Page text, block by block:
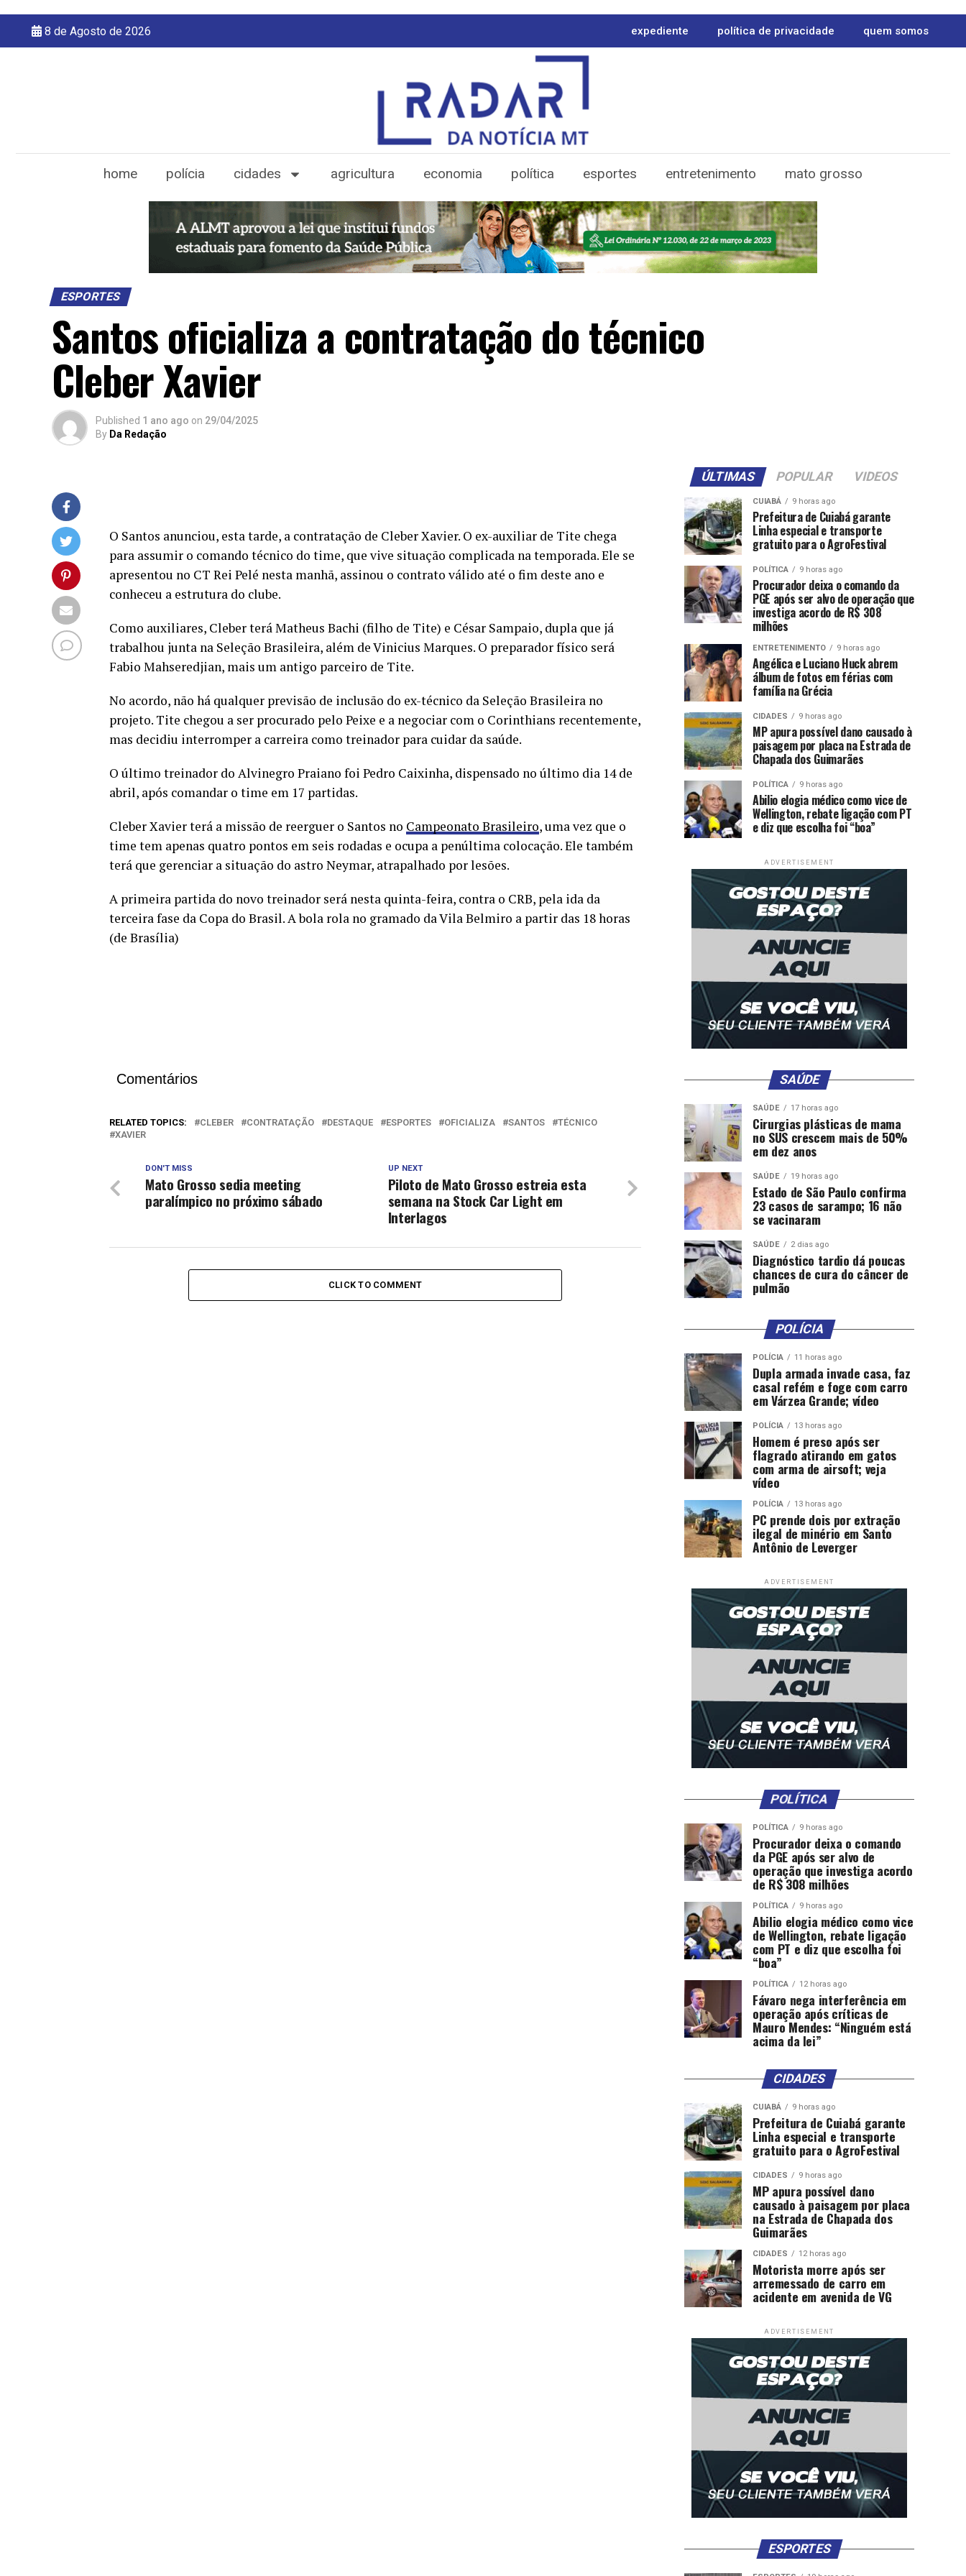
8 de Agosto de 2026 expediente política de privacidade quem somos
home polícia cidades agricultura economia política esportes entretenimento mato grosso
ESPORTES
Santos oficializa a contratação do técnico
Cleber Xavier
Published 1 ano ago on 29/04/2025
By Da Redação
O Santos anunciou, esta tarde, a contratação de Cleber Xavier. O ex-auxiliar de Tite chega
para assumir o comando técnico do time, que vive situação complicada na temporada. Ele se
apresentou no CT Rei Pelé nesta manhã, assinou o contrato válido até o fim deste ano e
conheceu a estrutura do clube.
Como auxiliares, Cleber terá Matheus Bachi (filho de Tite) e César Sampaio, dupla que já
trabalhou junta na Seleção Brasileira, além de Vinicius Marques. O preparador físico será
Fabio Mahseredjian, mais um antigo parceiro de Tite.
No acordo, não há qualquer previsão de inclusão do ex-técnico da Seleção Brasileira no
projeto. Tite chegou a ser procurado pelo Peixe e a negociar com o Corinthians recentemente,
mas decidiu interromper a carreira como treinador para cuidar da saúde.
O último treinador do Alvinegro Praiano foi Pedro Caixinha, dispensado no último dia 14 de
abril, após comandar o time em 17 partidas.
Cleber Xavier terá a missão de reerguer o Santos no Campeonato Brasileiro, uma vez que o
time tem apenas quatro pontos em seis rodadas e ocupa a penúltima colocação. Ele também
terá que gerenciar a situação do astro Neymar, atrapalhado por lesões.
A primeira partida do novo treinador será nesta quinta-feira, contra o CRB, pela ida da
terceira fase da Copa do Brasil. A bola rola no gramado da Vila Belmiro a partir das 18 horas
(de Brasília)
Comentários
RELATED TOPICS: CLEBER CONTRATAÇÃO DESTAQUE ESPORTES OFICIALIZA SANTOS
TÉCNICO
XAVIER
UP NEXT
Piloto de Mato Grosso estreia esta
semana na Stock Car Light em
Interlagos
DON'T MISS
Mato Grosso sedia meeting
paralímpico no próximo sábado
CLICK TO COMMENT
ÚLTIMAS POPULAR VIDEOS
CUIABÁ 9 horas ago
Prefeitura de Cuiabá garante
Linha especial e transporte
gratuito para o AgroFestival
POLÍTICA 9 horas ago
Procurador deixa o comando da
PGE após ser alvo de operação que
investiga acordo de R$ 308
milhões
ENTRETENIMENTO 9 horas ago
Angélica e Luciano Huck abrem
álbum de fotos em férias com
família na Grécia
CIDADES 9 horas ago
MP apura possível dano causado à
paisagem por placa na Estrada de
Chapada dos Guimarães
POLÍTICA 9 horas ago
Abilio elogia médico como vice de
Wellington, rebate ligação com PT
e diz que escolha foi “boa”
ADVERTISEMENT
SAÚDE
SAÚDE 17 horas ago
Cirurgias plásticas de mama
no SUS crescem mais de 50%
em dez anos
SAÚDE 19 horas ago
Estado de São Paulo confirma
23 casos de sarampo; 16 não
se vacinaram
SAÚDE 2 dias ago
Diagnóstico tardio dá poucas
chances de cura do câncer de
pulmão
POLÍCIA
POLÍCIA 11 horas ago
Dupla armada invade casa, faz
casal refém e foge com carro
em Várzea Grande; vídeo
POLÍCIA 13 horas ago
Homem é preso após ser
flagrado atirando em gatos
com arma de airsoft; veja
vídeo
POLÍCIA 13 horas ago
PC prende dois por extração
ilegal de minério em Santo
Antônio de Leverger
ADVERTISEMENT
POLÍTICA
POLÍTICA 9 horas ago
Procurador deixa o comando
da PGE após ser alvo de
operação que investiga acordo
de R$ 308 milhões
POLÍTICA 9 horas ago
Abilio elogia médico como vice
de Wellington, rebate ligação
com PT e diz que escolha foi
“boa”
POLÍTICA 12 horas ago
Fávaro nega interferência em
operação após críticas de
Mauro Mendes: “Ninguém está
acima da lei”
CIDADES
CUIABÁ 9 horas ago
Prefeitura de Cuiabá garante
Linha especial e transporte
gratuito para o AgroFestival
CIDADES 9 horas ago
MP apura possível dano
causado à paisagem por placa
na Estrada de Chapada dos
Guimarães
CIDADES 12 horas ago
Motorista morre após ser
arremessado de carro em
acidente em avenida de VG
ADVERTISEMENT
ESPORTES